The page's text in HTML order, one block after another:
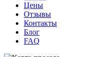
Цены
Отзывы
Контакты
Блог
FAQ